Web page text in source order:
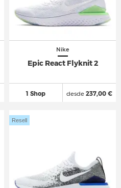
Nike
Epic React Flyknit 2
1 Shop desde237,00 €
Resell